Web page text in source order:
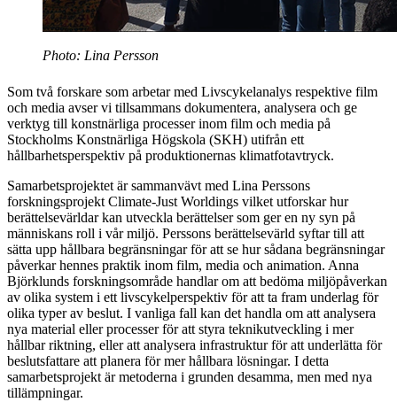
Photo: Lina Persson
Som två forskare som arbetar med Livscykelanalys respektive film
och media avser vi tillsammans dokumentera, analysera och ge
verktyg till konstnärliga processer inom film och media på
Stockholms Konstnärliga Högskola (SKH) utifrån ett
hållbarhetsperspektiv på produktionernas klimatfotavtryck.
Samarbetsprojektet är sammanvävt med Lina Perssons
forskningsprojekt Climate-Just Worldings vilket utforskar hur
berättelsevärldar kan utveckla berättelser som ger en ny syn på
människans roll i vår miljö. Perssons berättelsevärld syftar till att
sätta upp hållbara begränsningar för att se hur sådana begränsningar
påverkar hennes praktik inom film, media och animation. Anna
Björklunds forskningsområde handlar om att bedöma miljöpåverkan
av olika system i ett livscykelperspektiv för att ta fram underlag för
olika typer av beslut. I vanliga fall kan det handla om att analysera
nya material eller processer för att styra teknikutveckling i mer
hållbar riktning, eller att analysera infrastruktur för att underlätta för
beslutsfattare att planera för mer hållbara lösningar. I detta
samarbetsprojekt är metoderna i grunden desamma, men med nya
tillämpningar.